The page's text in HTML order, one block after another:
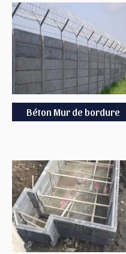
Béton Mur de bordure